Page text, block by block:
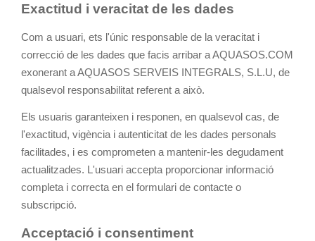
Exactitud i veracitat de les dades
Com a usuari, ets l'únic responsable de la veracitat i
correcció de les dades que facis arribar a AQUASOS.COM
exonerant a AQUASOS SERVEIS INTEGRALS, S.L.U, de
qualsevol responsabilitat referent a això.
Els usuaris garanteixen i responen, en qualsevol cas, de
l'exactitud, vigència i autenticitat de les dades personals
facilitades, i es comprometen a mantenir-les degudament
actualitzades. L'usuari accepta proporcionar informació
completa i correcta en el formulari de contacte o
subscripció.
Acceptació i consentiment